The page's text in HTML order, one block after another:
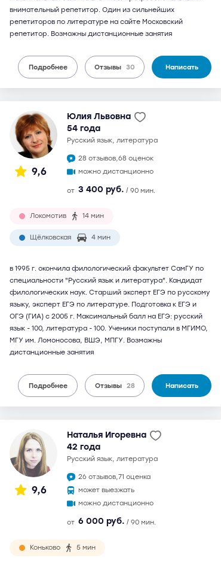
внимательный репетитор. Один из сильнейших
репетиторов по литературе на сайте Московский
репетитор. Возможны дистанционные занятия
Подробнее Отзывы 30 Написать
9,6
Юлия Львовна
54 года
русский язык, литература
28 отзывов,68 оценок
можно дистанционно
от 3 400 руб. / 90 мин.
Локомотив 14 мин
Щёлковская 4 мин
в 1995 г. окончила филологический факультет СамГУ по
специальности "Русский язык и литература". Кандидат
филологических наук. Старший эксперт ЕГЭ по русскому
языку, эксперт ЕГЭ по литературе. Подготовка к ЕГЭ и
ОГЭ (ГИА) с 2005 г. Максимальный балл на ЕГЭ: русский
язык - 100, литература - 100. Ученики поступали в МГИМО,
МГУ им. Ломоносова, ВШЭ, МПГУ. Возможны
дистанционные занятия
Подробнее Отзывы 28 Написать
9,6
Наталья Игоревна
42 года
русский язык, литература
26 отзывов,71 оценка
может выезжать
можно дистанционно
от 6 000 руб. / 90 мин.
Коньково 5 мин